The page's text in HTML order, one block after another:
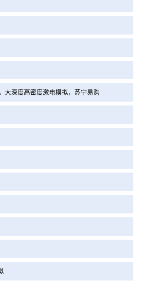
大深度高密度激电模拟，苏宁易购